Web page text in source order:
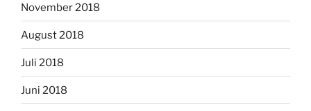
November 2018
August 2018
Juli 2018
Juni 2018